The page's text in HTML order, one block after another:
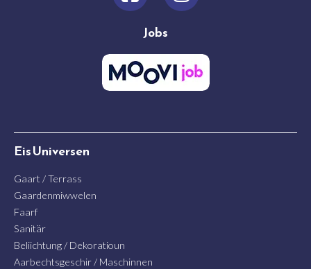
Jobs
Eis Universen
Gaart / Terrass
Gaardenmiwwelen
Faarf
Sanitär
Beliichtung / Dekoratioun
Aarbechtsgeschir / Maschinnen